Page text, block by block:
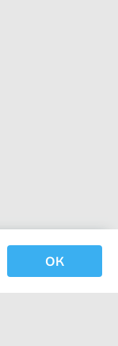
ОК